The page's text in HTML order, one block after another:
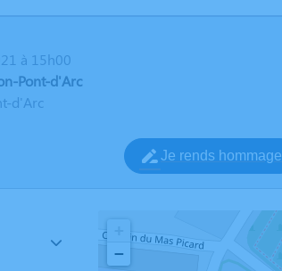
à 15h00
Pont-d'Arc
d'Arc
Je rends hommage
−